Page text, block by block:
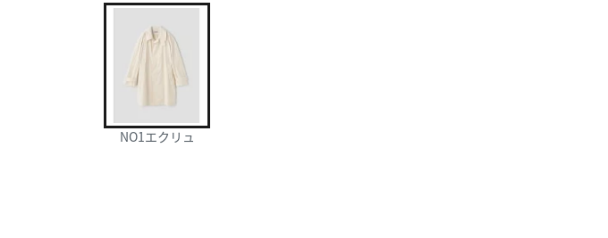
NO1エクリュ